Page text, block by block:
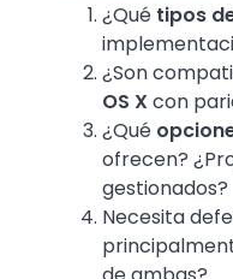
¿Qué tipos
¿Son
OS X con
¿Qué
ofrecen?
gestionados?
Necesita